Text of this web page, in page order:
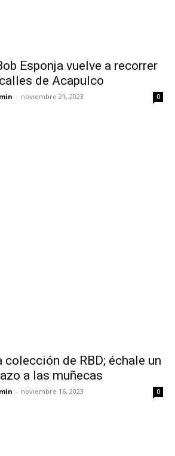
Esponja vuelve a recorrer
de Acapulco
- noviembre 21, 2023 0
colección de RBD; échale un
a las muñecas
- noviembre 16, 2023 0